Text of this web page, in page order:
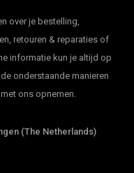
over je bestelling,
retouren & reparaties of
informatie kun je altijd op
de onderstaande manieren
ons opnemen.
(The Netherlands)